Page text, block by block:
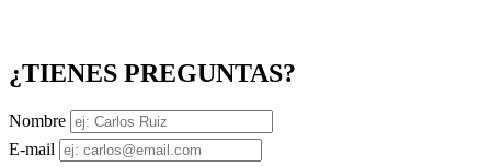
¿TIENES PREGUNTAS?
Nombre
E-mail